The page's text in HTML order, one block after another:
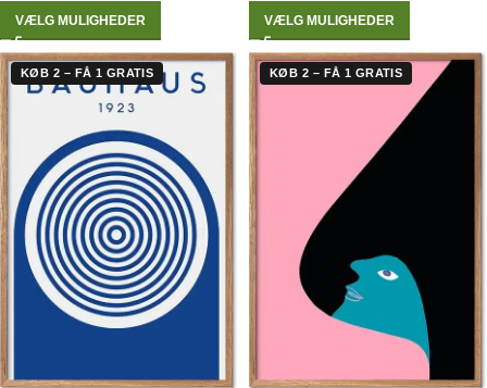
VÆLG MULIGHEDER VÆLG MULIGHEDER
KØB 2 – FÅ 1 GRATIS KØB 2 – FÅ 1 GRATIS